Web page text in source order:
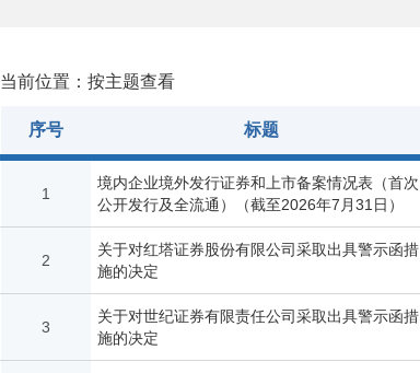
当前位置：按主题查看
序号 标题
1
境内企业境外发行证券和上市备案情况表（首次
公开发行及全流通）（截至2026年7月31日）
2
关于对红塔证券股份有限公司采取出具警示函措
施的决定
3
关于对世纪证券有限责任公司采取出具警示函措
施的决定